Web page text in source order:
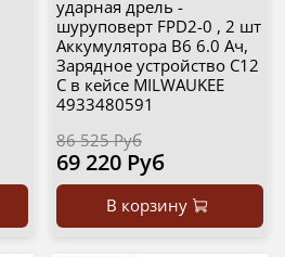
ударная дрель -
шуруповерт FPD2-0 , 2 шт
Аккумулятора B6 6.0 Ач,
Зарядное устройство C12
C в кейсе MILWAUKEE
4933480591
86 525 Руб
69 220 Руб
В корзину